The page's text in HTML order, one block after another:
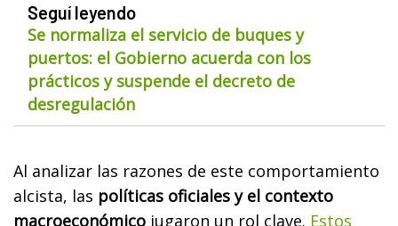
Seguí leyendo
Se normaliza el servicio de buques y
puertos: el Gobierno acuerda con los
prácticos y suspende el decreto de
desregulación
Al analizar las razones de este comportamiento
alcista, las políticas oficiales y el contexto
macroeconómico jugaron un rol clave. Estos